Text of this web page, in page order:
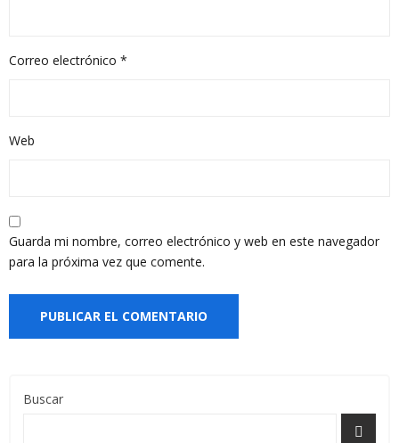
Correo electrónico *
Web
Guarda mi nombre, correo electrónico y web en este navegador
para la próxima vez que comente.
Buscar